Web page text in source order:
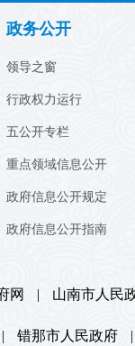
政务公开
领导之窗
行政权力运行
五公开专栏
重点领域信息公开
政府信息公开规定
政府信息公开指南
网 | 山南市人民
| 错那市人民政府 |